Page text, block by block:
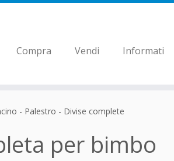
Compra Vendi Informati
- Palestro - Divise complete
per bimbo